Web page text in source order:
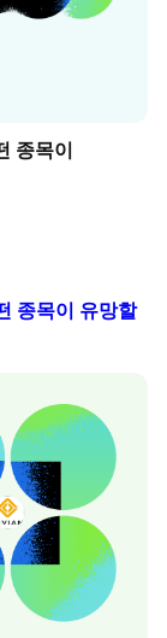
종목이
종목이 유망할